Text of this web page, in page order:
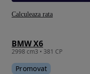
BMW X6
2998 cm3 • 381 CP
Promovat
Calculeaza rata